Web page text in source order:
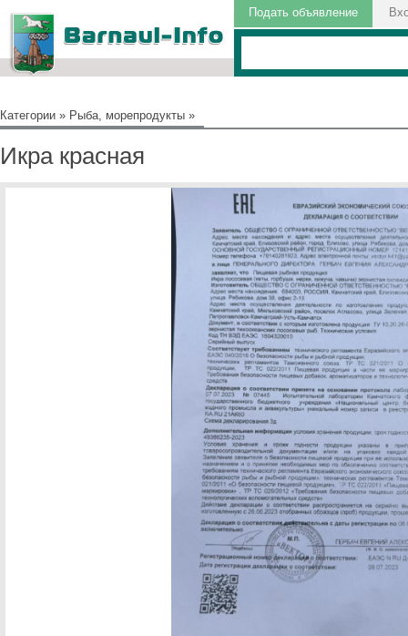
Подать объявление
Категории » Рыба, морепродукты »
Икра красная